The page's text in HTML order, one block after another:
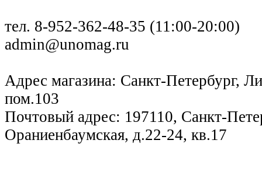
тел. 8-952-362-48-35 (11:00-20:00)
admin@unomag.ru
Адрес магазина: Санкт-Петербург,
пом.103
Почтовый адрес: 197110, Санкт-
Ораниенбаумская, д.22-24, кв.17